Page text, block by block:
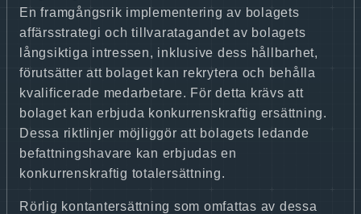
En framgångsrik implementering av bolagets
affärsstrategi och tillvaratagandet av bolagets
långsiktiga intressen, inklusive dess hållbarhet,
förutsätter att bolaget kan rekrytera och behålla
kvalificerade medarbetare. För detta krävs att
bolaget kan erbjuda konkurrenskraftig ersättning.
Dessa riktlinjer möjliggör att bolagets ledande
befattningshavare kan erbjudas en
konkurrenskraftig totalersättning.
Rörlig kontantersättning som omfattas av dessa